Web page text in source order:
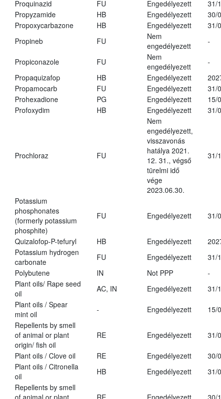
Proquinazid
FU Engedélyezett
31/
Propyzamide
HB Engedélyezett
30/
Propoxycarbazone
HB Engedélyezett
31/
Propineb
FU
Nem
engedélyezett
-
Propiconazole FU
Nem
engedélyezett
-
Propaquizafop
HB Engedélyezett
Propamocarb
FU Engedélyezett
31/
Prohexadione
PG Engedélyezett
15/
Profoxydim
HB Engedélyezett 31/
Prochloraz FU
Nem
engedélyezett,
visszavonás
hatálya 2021.
12. 31., végső
türelmi idő
vége
2023.06.30.
31/
Potassium
phosphonates
(formerly potassium
phosphite)
FU Engedélyezett 31/
Quizalofop-P-tefuryl HB Engedélyezett
Potassium hydrogen
carbonate
FU Engedélyezett
31/
Polybutene
IN Not PPP
-
Plant oils/ Rape seed
oil
AC, IN Engedélyezett
31/
Plant oils / Spear
mint oil
- Engedélyezett
15/
Repellents by smell
of animal or plant
origin/ fish oil
RE Engedélyezett 31/
Plant oils / Clove oil RE Engedélyezett
30/
Plant oils / Citronella
oil
HB Engedélyezett
31/
Repellents by smell